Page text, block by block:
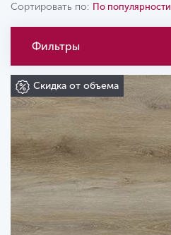
Сортировать по: По популярности
Фильтры
Скидка от объема